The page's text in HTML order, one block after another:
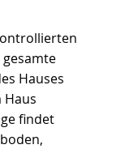
Hauses
Haus
findet